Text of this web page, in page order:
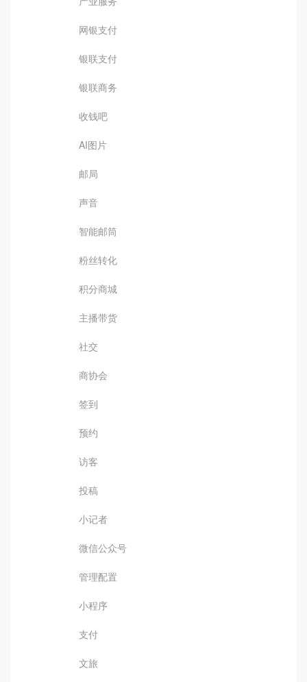
网银支付
银联支付
银联商务
收钱吧
AI图片
邮局
声音
智能邮筒
粉丝转化
积分商城
主播带货
社交
商协会
签到
预约
访客
投稿
小记者
微信公众号
管理配置
小程序
支付
文旅